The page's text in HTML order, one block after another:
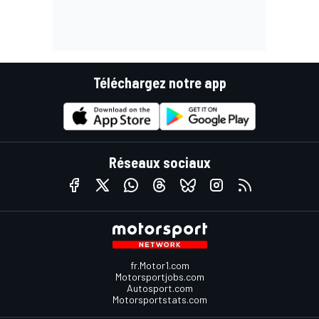
Téléchargez notre app
Réseaux sociaux
fr.Motor1.com
Motorsportjobs.com
Autosport.com
Motorsportstats.com